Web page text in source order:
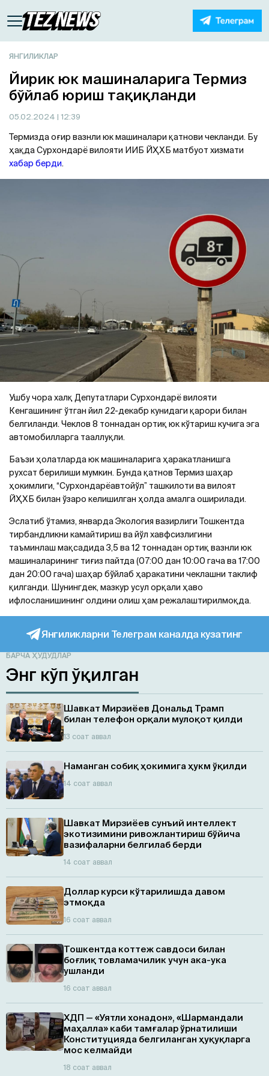
ЯНГИЛИКЛАР
Йирик юк машиналарига Термиз
бўйлаб юриш тақиқланди
05.02.2024 | 12:39
Термизда оғир вазнли юк машиналари қатнови чекланди. Бу
ҳақда Сурхондарё вилояти ИИБ ЙҲХБ матбуот хизмати
хабар берди.
Ушбу чора халқ Депутатлари Сурхондарё вилояти
Кенгашининг ўтган йил 22-декабр кунидаги қарори билан
белгиланди. Чеклов 8 тоннадан ортиқ юк кўтариш кучига эга
автомобилларга тааллуқли.
Баъзи ҳолатларда юк машиналарига ҳаракатланишга
рухсат берилиши мумкин. Бунда қатнов Термиз шаҳар
ҳокимлиги, “Сурхондарёавтойўл” ташкилоти ва вилоят
ЙҲХБ билан ўзаро келишилган ҳолда амалга оширилади.
Эслатиб ўтамиз, январда Экология вазирлиги Тошкентда
тирбандликни камайтириш ва йўл хавфсизлигини
таъминлаш мақсадида 3,5 ва 12 тоннадан ортиқ вазнли юк
машиналарининг тиғиз пайтда (07:00 дан 10:00 гача ва 17:00
дан 20:00 гача) шаҳар бўйлаб ҳаракатини чеклашни таклиф
қилганди. Шунингдек, мазкур усул орқали ҳаво
ифлосланишининг олдини олиш ҳам режалаштирилмоқда.
Янгиликларни Телеграм каналда кузатинг
БАРЧА ҲУДУДЛАР
Энг кўп ўқилган
Шавкат Мирзиёев Дональд Трамп
билан телефон орқали мулоқот қилди
13 соат аввал
Наманган собиқ ҳокимига ҳукм ўқилди
14 соат аввал
Шавкат Мирзиёев сунъий интеллект
экотизимини ривожлантириш бўйича
вазифаларни белгилаб берди
14 соат аввал
Доллар курси кўтарилишда давом
этмоқда
16 соат аввал
Тошкентда коттеж савдоси билан
боғлиқ товламачилик учун ака-ука
ушланди
16 соат аввал
ХДП — «Уятли хонадон», «Шармандали
маҳалла» каби тамғалар ўрнатилиши
Конституцияда белгиланган ҳуқуқларга
мос келмайди
18 соат аввал